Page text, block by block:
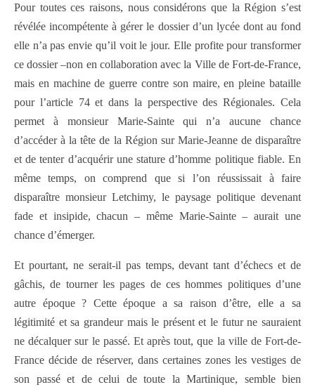
Pour toutes ces raisons, nous considérons que la Région s’est
révélée incompétente à gérer le dossier d’un lycée dont au fond
elle n’a pas envie qu’il voit le jour. Elle profite pour transformer
ce dossier –non en collaboration avec la Ville de Fort-de-France,
mais en machine de guerre contre son maire, en pleine bataille
pour l’article 74 et dans la perspective des Régionales. Cela
permet à monsieur Marie-Sainte qui n’a aucune chance
d’accéder à la tête de la Région sur Marie-Jeanne de disparaître
et de tenter d’acquérir une stature d’homme politique fiable. En
même temps, on comprend que si l’on réussissait à faire
disparaître monsieur Letchimy, le paysage politique devenant
fade et insipide, chacun – même Marie-Sainte – aurait une
chance d’émerger.
Et pourtant, ne serait-il pas temps, devant tant d’échecs et de
gâchis, de tourner les pages de ces hommes politiques d’une
autre époque ? Cette époque a sa raison d’être, elle a sa
légitimité et sa grandeur mais le présent et le futur ne sauraient
ne décalquer sur le passé. Et après tout, que la ville de Fort-de-
France décide de réserver, dans certaines zones les vestiges de
son passé et de celui de toute la Martinique, semble bien